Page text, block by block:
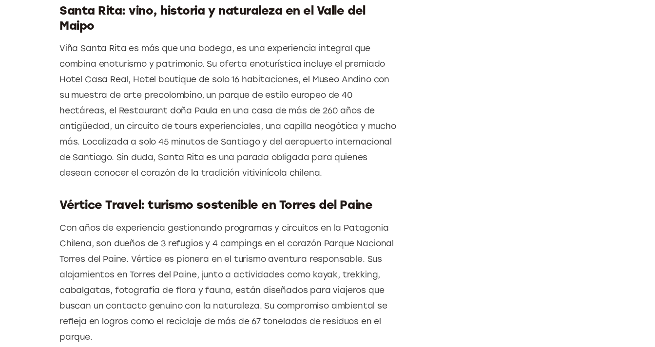
Santa Rita: vino, historia y naturaleza en el Valle del
Maipo
Viña Santa Rita es más que una bodega, es una experiencia integral que
combina enoturismo y patrimonio. Su oferta enoturística incluye el premiado
Hotel Casa Real, Hotel boutique de solo 16 habitaciones, el Museo Andino con
su muestra de arte precolombino, un parque de estilo europeo de 40
hectáreas, el Restaurant doña Paula en una casa de más de 260 años de
antigüedad, un circuito de tours experienciales, una capilla neogótica y mucho
más. Localizada a solo 45 minutos de Santiago y del aeropuerto internacional
de Santiago. Sin duda, Santa Rita es una parada obligada para quienes
desean conocer el corazón de la tradición vitivinícola chilena.
Vértice Travel: turismo sostenible en Torres del Paine
Con años de experiencia gestionando programas y circuitos en la Patagonia
Chilena, son dueños de 3 refugios y 4 campings en el corazón Parque Nacional
Torres del Paine. Vértice es pionera en el turismo aventura responsable. Sus
alojamientos en Torres del Paine, junto a actividades como kayak, trekking,
cabalgatas, fotografía de ​flora y fauna, están diseñados para viajeros que
buscan un contacto genuino con la naturaleza. Su compromiso ambiental se
refleja en logros como el reciclaje de más de 67 toneladas de residuos en el
parque.